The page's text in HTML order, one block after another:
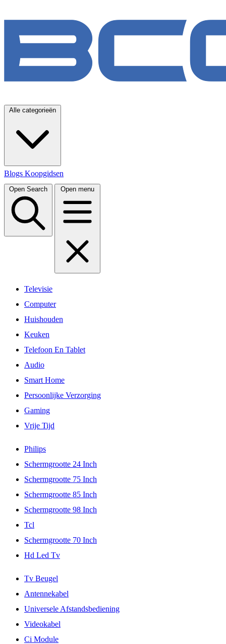
Alle categorieën
Blogs Koopgidsen
Open Search Open menu
Televisie
Computer
Huishouden
Keuken
Telefoon En Tablet
Audio
Smart Home
Persoonlijke Verzorging
Gaming
Vrije Tijd
Philips
Schermgrootte 24 Inch
Schermgrootte 75 Inch
Schermgrootte 85 Inch
Schermgrootte 98 Inch
Tcl
Schermgrootte 70 Inch
Hd Led Tv
Tv Beugel
Antennekabel
Universele Afstandsbediening
Videokabel
Ci Module